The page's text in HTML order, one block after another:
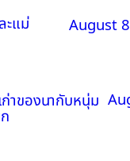
ะแม่ August
าของนากับหนุ่ม